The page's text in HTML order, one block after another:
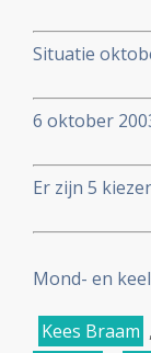
Situatie
6 oktober
Er zijn 5
Mond- en
Kees Braam ,